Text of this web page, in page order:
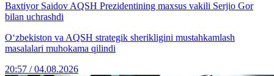
Baxtiyor Saidov AQSH Prezidentining maxsus vakili Serjio Gor
bilan uchrashdi
O‘zbekiston va AQSH strategik sherikligini mustahkamlash
masalalari muhokama qilindi
20:57 / 04.08.2026